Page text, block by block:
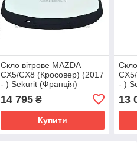
Скло вітрове MAZDA
CX5/CX8 (Кросовер) (2017
- ) Sekurit (Франція)
14 795₴
Купити
- )
13